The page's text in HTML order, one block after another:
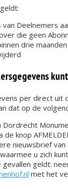
van​ Deelnemers
die geen
drie
per direct uit
dat op de
Dordrecht
de knop
nieuwsbrief
u zich
gevallen geldt:
met het